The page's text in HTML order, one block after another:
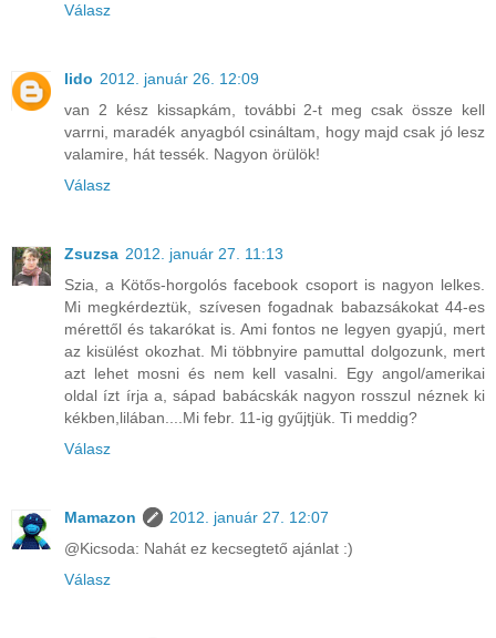
Válasz
lido 2012. január 26. 12:09
van 2 kész kissapkám, további 2-t meg csak össze kell
varrni, maradék anyagból csináltam, hogy majd csak jó lesz
valamire, hát tessék. Nagyon örülök!
Válasz
Zsuzsa 2012. január 27. 11:13
Szia, a Kötős-horgolós facebook csoport is nagyon lelkes.
Mi megkérdeztük, szívesen fogadnak babazsákokat 44-es
mérettől és takarókat is. Ami fontos ne legyen gyapjú, mert
az kisülést okozhat. Mi többnyire pamuttal dolgozunk, mert
azt lehet mosni és nem kell vasalni. Egy angol/amerikai
oldal ízt írja a, sápad babácskák nagyon rosszul néznek ki
kékben,lilában....Mi febr. 11-ig gyűjtjük. Ti meddig?
Válasz
Mamazon
2012. január 27. 12:07
@Kicsoda: Nahát ez kecsegtető ajánlat :)
Válasz